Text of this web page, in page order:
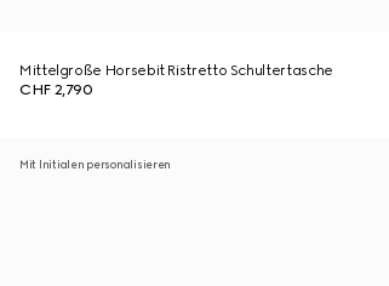
Mittelgroße Horsebit Ristretto Schultertasche
CHF 2,790
Mit Initialen personalisieren